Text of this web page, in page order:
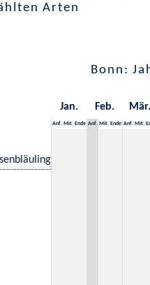
Arten
Bonn:
Jan. Feb. Mär.
Anf. Mit. Ende Anf. Mit. Ende Anf. Mit.